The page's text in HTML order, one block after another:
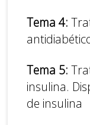
Tema 4:
Tema 5:
insulina.
de insulina